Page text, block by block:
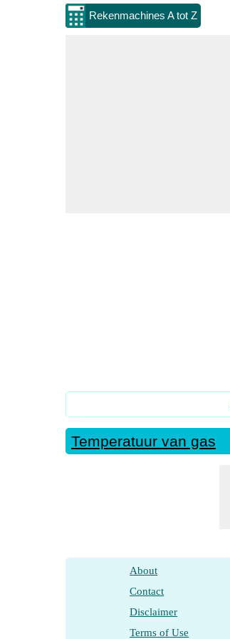
Rekenmachines A tot Z
Temperatuur van gas
About
Contact
Disclaimer
Terms of Use